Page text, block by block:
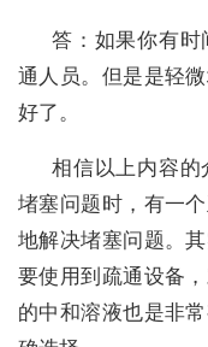
答：如果你有
通人员。但是是轻
好了。
相信以上内容
堵塞问题时，有一
地解决堵塞问题。
要使用到疏通设备
的中和溶液也是非